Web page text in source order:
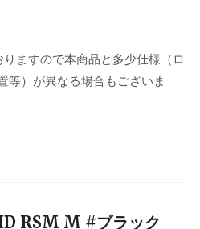
ますので本商品と多少仕様（ロ
等）が異なる場合もございま
RSM M #ブラック